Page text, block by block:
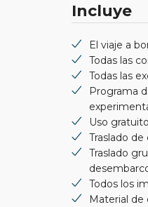
Incluye
El viaje a
Todas las
Todas las
Programa
Uso
Traslado
Traslado
Todos los
Material de